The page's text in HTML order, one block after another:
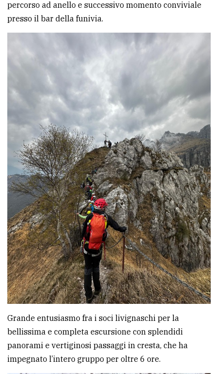
percorso ad anello e successivo momento conviviale
presso il bar della funivia.
Grande entusiasmo fra i soci livignaschi per la
bellissima e completa escursione con splendidi
panorami e vertiginosi passaggi in cresta, che ha
impegnato l’intero gruppo per oltre 6 ore.